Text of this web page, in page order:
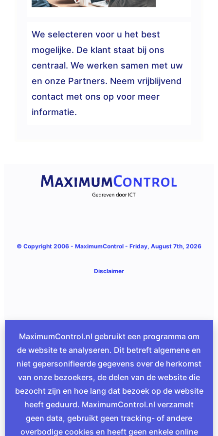
We selecteren voor u het best
mogelijke. De klant staat bij ons
centraal. We werken samen met uw
en onze Partners. Neem vrijblijvend
contact met ons op voor meer
informatie.
© Copyright 2006 - MaximumControl - Friday, August 7th, 2026
Disclaimer
MaximumControl.nl gebruikt een programma om
de website te analyseren. Dit betreft algemene en
niet gepersonifieerde gegevens over de herkomst
van onze bezoekers, de delen van de website die
bezocht zijn en hoe lang dat bezoek op de website
heeft geduurd. MaximumControl.nl verzamelt
geen data, gebruikt geen tracking- of andere
overbodige cookies en heeft geen enkele online